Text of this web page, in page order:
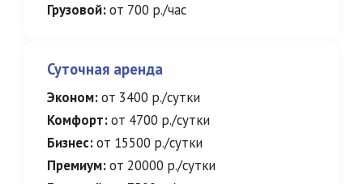
Грузовой:от 700 р./час
Суточная аренда
Эконом:от 3400 р./сутки
Комфорт:от 4700 р./сутки
Бизнес:от 15500 р./сутки
Премиум:от 20000 р./сутки